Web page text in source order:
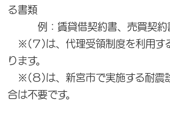
る書類
例：賃貸借契約書、売買契約
※(７)は、代理受領制度を利用す
ります。
※(８)は、新宮市で実施する耐震
合は不要です。